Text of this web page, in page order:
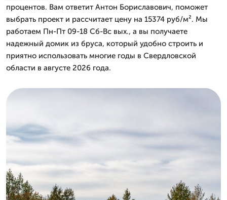
процентов. Вам ответит Антон Бориславович, поможет
выбрать проект и рассчитает цену на 15374 руб/м². Мы
работаем Пн-Пт 09-18 Сб-Вс вых., а вы получаете
надежный домик из бруса, который удобно строить и
приятно использовать многие годы в Свердловской
области в августе 2026 года.